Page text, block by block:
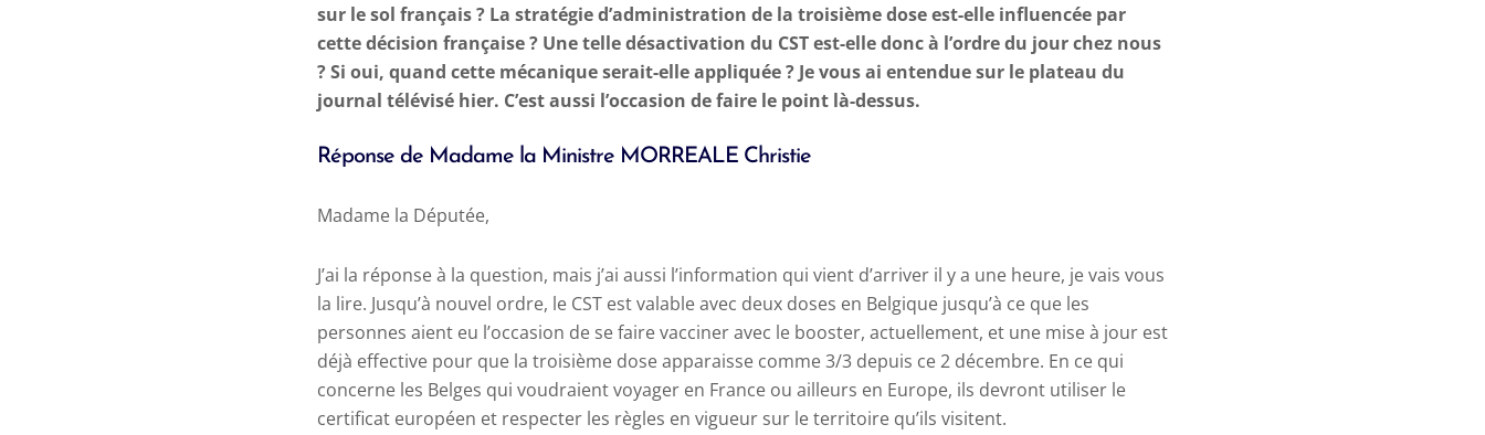
sur le sol français ? La stratégie d’administration de la troisième dose est-elle influencée par
cette décision française ? Une telle désactivation du CST est-elle donc à l’ordre du jour chez nous
? Si oui, quand cette mécanique serait-elle appliquée ? Je vous ai entendue sur le plateau du
journal télévisé hier. C’est aussi l’occasion de faire le point là-dessus.
Réponse de Madame la Ministre MORREALE Christie
Madame la Députée,
J’ai la réponse à la question, mais j’ai aussi l’information qui vient d’arriver il y a une heure, je vais vous
la lire. Jusqu’à nouvel ordre, le CST est valable avec deux doses en Belgique jusqu’à ce que les
personnes aient eu l’occasion de se faire vacciner avec le booster, actuellement, et une mise à jour est
déjà effective pour que la troisième dose apparaisse comme 3/3 depuis ce 2 décembre. En ce qui
concerne les Belges qui voudraient voyager en France ou ailleurs en Europe, ils devront utiliser le
certificat européen et respecter les règles en vigueur sur le territoire qu’ils visitent.